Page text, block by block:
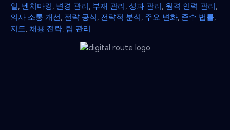
일 벤치마킹 변경 관리 부재 관리 성과 관리 원격 인력 관리
의사 소통 개선 전략 공식 전략적 분석 주요 변화 준수 법률
지도 채용 전략 팀 관리